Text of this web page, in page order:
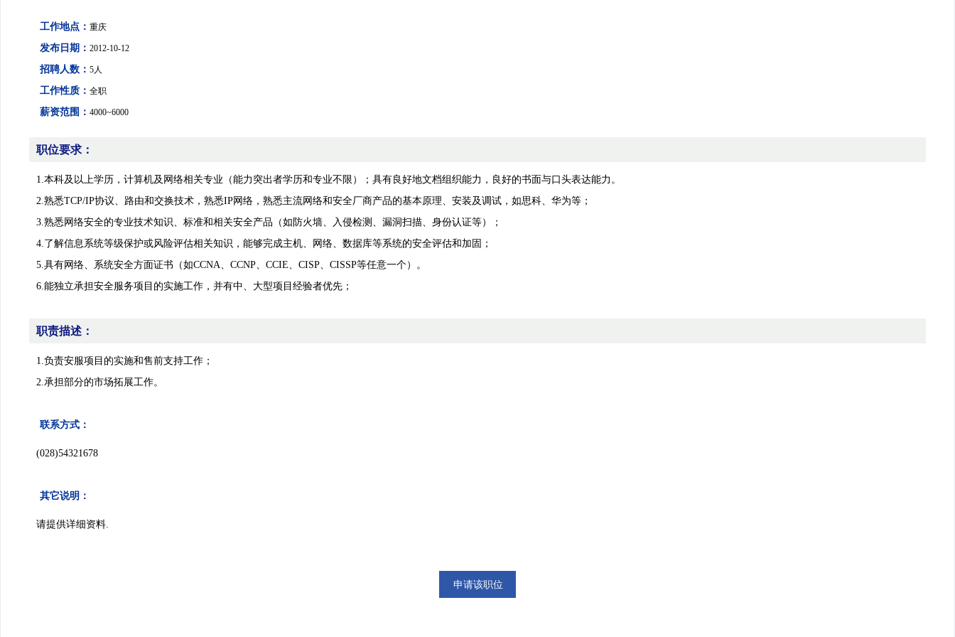
大事纪要
管理团队
智策顾问
学会活动
团体会员
个人会员
学会专家团
会员学术成就
会员产权成果
学术论道撷英
学术刊物集萃
工作地点： 重庆
发布日期： 2012-10-12
招聘人数： 5人
工作性质： 全职
薪资范围： 4000~6000
职位要求：
1.本科及以上学历，计算机及网络相关专业（能力突出者学历和专业不限）；具有良好地文档组织能力，良好的书面与口头表达能力。
2.熟悉TCP/IP协议、路由和交换技术，熟悉IP网络，熟悉主流网络和安全厂商产品的基本原理、安装及调试，如思科、华为等；
3.熟悉网络安全的专业技术知识、标准和相关安全产品（如防火墙、入侵检测、漏洞扫描、身份认证等）；
4.了解信息系统等级保护或风险评估相关知识，能够完成主机、网络、数据库等系统的安全评估和加固；
5.具有网络、系统安全方面证书（如CCNA、CCNP、CCIE、CISP、CISSP等任意一个）。
6.能独立承担安全服务项目的实施工作，并有中、大型项目经验者优先；
职责描述：
1.负责安服项目的实施和售前支持工作；
2.承担部分的市场拓展工作。
联系方式：
(028)54321678
其它说明：
请提供详细资料.